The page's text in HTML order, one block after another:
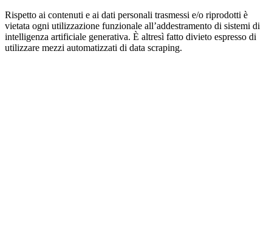
Rispetto ai contenuti e ai dati personali trasmessi e/o riprodotti è
vietata ogni utilizzazione funzionale all’addestramento di sistemi di
intelligenza artificiale generativa. È altresì fatto divieto espresso di
utilizzare mezzi automatizzati di data scraping.